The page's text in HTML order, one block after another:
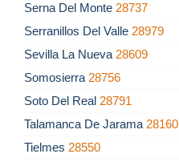
Serna Del Monte 28737
Serranillos Del Valle 28979
Sevilla La Nueva 28609
Somosierra 28756
Soto Del Real 28791
Talamanca De Jarama 28160
Tielmes 28550